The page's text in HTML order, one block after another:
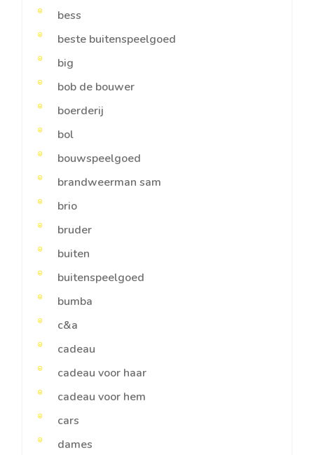
bess
beste buitenspeelgoed
big
bob de bouwer
boerderij
bol
bouwspeelgoed
brandweerman sam
brio
bruder
buiten
buitenspeelgoed
bumba
c&a
cadeau
cadeau voor haar
cadeau voor hem
cars
dames